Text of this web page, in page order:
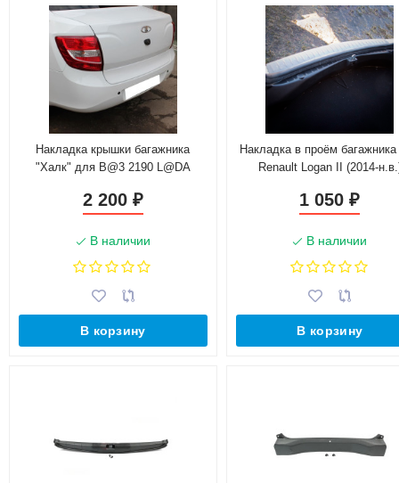
Накладка крышки багажника
"Халк" для B@3 2190 L@DA
2 200 ₽
В наличии
В корзину
Накладка в проём
Renault Logan II (2014-
1 050₽
В наличии
В корзину